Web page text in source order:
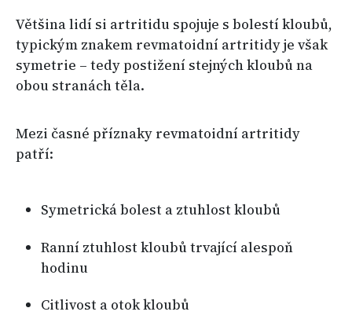
Většina lidí si artritidu spojuje s bolestí kloubů,
typickým znakem revmatoidní artritidy je však
symetrie – tedy postižení stejných kloubů na
obou stranách těla.
Mezi časné příznaky revmatoidní artritidy
patří:
Symetrická bolest a ztuhlost kloubů
Ranní ztuhlost kloubů trvající alespoň
hodinu
Citlivost a otok kloubů